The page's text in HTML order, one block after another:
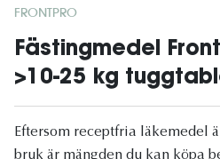
FRONTPRO
Fästingmedel
>10-25 kg
Eftersom receptfria läkemedel
bruk är mängden du kan köpa